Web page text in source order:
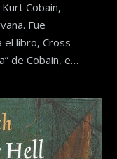
Cobain,
Fue
el libro, Cross
de Cobain, e…